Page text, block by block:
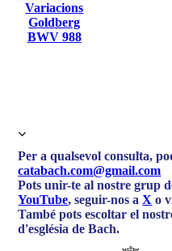
Variacions
Goldberg
BWV 988
Per a qualsevol consulta,
catabach.com@gmail.com
Pots unir-te al nostre grup
YouTube, seguir-nos aX o
També pots escoltar el
d'església de Bach.